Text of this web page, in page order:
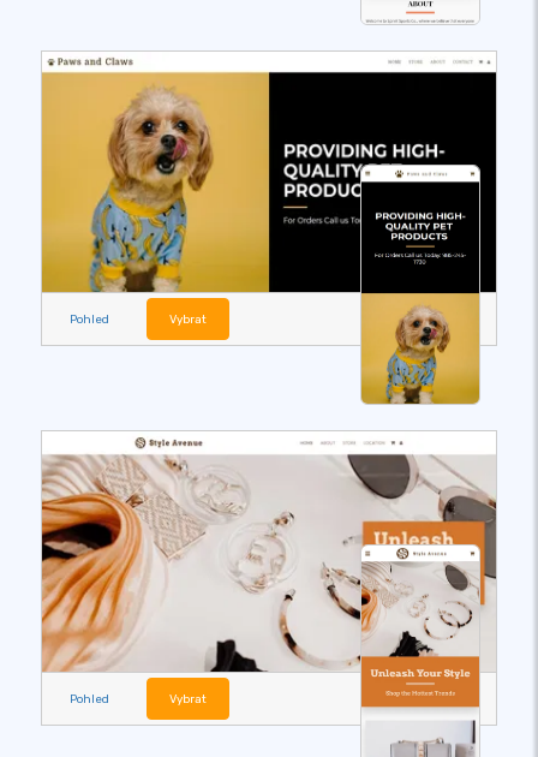
Pohled Vybrat
Pohled Vybrat